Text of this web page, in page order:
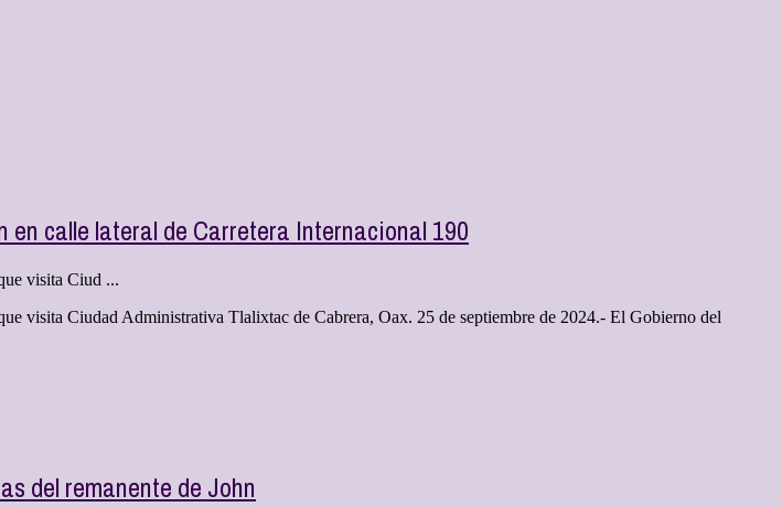
calle lateral de Carretera Internacional 190
visita Ciud ...
visita Ciudad Administrativa Tlalixtac de Cabrera, Oax. 25 de septiembre de 2024.- El Gobierno del
del remanente de John